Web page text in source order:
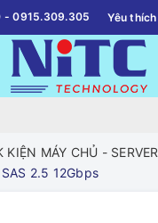
- 0915.309.305 Yêu thích
KIỆN MÁY CHỦ - SERVER
2.5 12Gbps